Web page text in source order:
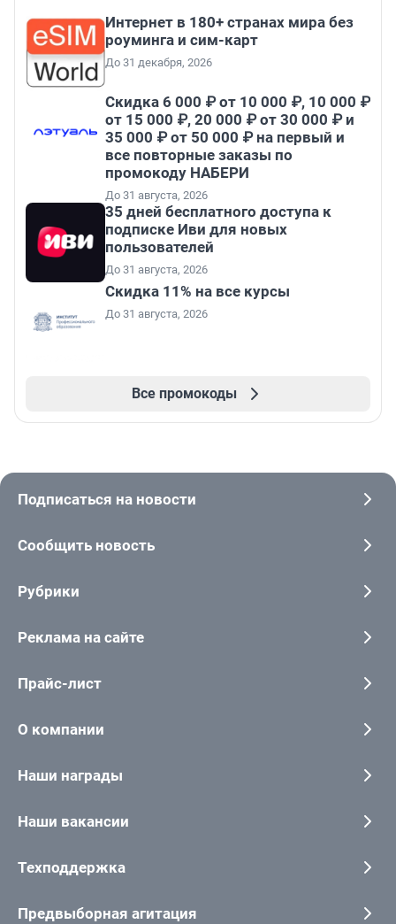
Интернет в 180+ странах мира без
роуминга и сим-карт
До 31 декабря, 2026
Скидка 6 000 ₽ от 10 000 ₽, 10 000 ₽
от 15 000 ₽, 20 000 ₽ от 30 000 ₽ и
35 000 ₽ от 50 000 ₽ на первый и
все повторные заказы по
промокоду НАБЕРИ
До 31 августа, 2026
35 дней бесплатного доступа к
подписке Иви для новых
пользователей
До 31 августа, 2026
Скидка 11% на все курсы
До 31 августа, 2026
Все промокоды
Подписаться на новости
Сообщить новость
Рубрики
Реклама на сайте
Прайс-лист
О компании
Наши награды
Наши вакансии
Техподдержка
Предвыборная агитация